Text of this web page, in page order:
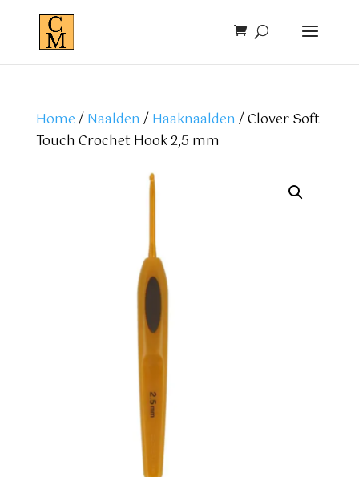
Home/Naalden /Haaknaalden / Clover Soft
Touch Crochet Hook 2,5 mm